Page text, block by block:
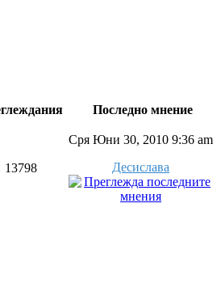
Последно мнение
13798
Сря Юни 30, 2010 9:36 am
Десислава